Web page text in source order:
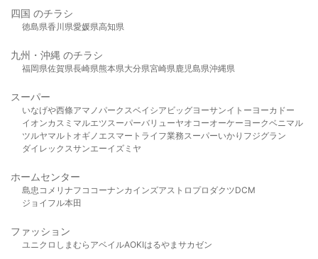
四国 のチラシ
徳島県香川県愛媛県高知県
九州・沖縄 のチラシ
福岡県佐賀県長崎県熊本県大分県宮崎県鹿児島県沖縄県
スーパー
いなげや西條アマノパークスベイシア ビッグヨーサンイトーヨーカドー
イオンカスミ マルエツスーパーバリューヤオコーオーケー ヨークベニマル
ツルヤマルト オギノ エスマート ライフ業務スーパーいかり フジグラン
ダイレックスサンエーイズミヤ
ホームセンター
島忠 コメリ ナフコ コーナンカインズアストロプロダクツDCM
ジョイフル本田
ファッション
ユニクロ しまむら アベイルAOKIはるやま サカゼン